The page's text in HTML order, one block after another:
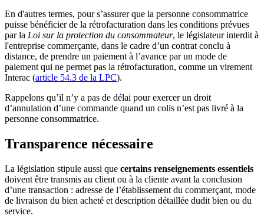
En d'autres termes, pour s’assurer que la personne consommatrice
puisse bénéficier de la rétrofacturation dans les conditions prévues
par la Loi sur la protection du consommateur, le législateur interdit à
l'entreprise commerçante, dans le cadre d’un contrat conclu à
distance, de prendre un paiement à l’avance par un mode de
paiement qui ne permet pas la rétrofacturation, comme un virement
Interac (article 54.3 de la LPC).
Rappelons qu’il n’y a pas de délai pour exercer un droit
d’annulation d’une commande quand un colis n’est pas livré à la
personne consommatrice.
Transparence nécessaire
La législation stipule aussi que certains renseignements essentiels
doivent être transmis au client ou à la cliente avant la conclusion
d’une transaction : adresse de l’établissement du commerçant, mode
de livraison du bien acheté et description détaillée dudit bien ou du
service.